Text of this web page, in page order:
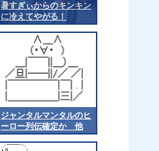
暑すぎぃからのキンキン
に冷えてやがる！
ジャンタルマンタルのヒ
ーロー列伝確定か 他